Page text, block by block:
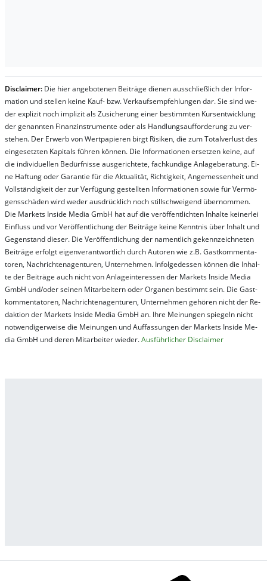
Dis­clai­mer: Die hier an­ge­bo­te­nen Bei­trä­ge die­nen aus­schließ­lich der In­for­
ma­t­ion und stel­len kei­ne Kauf- bzw. Ver­kaufs­em­pfeh­lung­en dar. Sie sind we­
der ex­pli­zit noch im­pli­zit als Zu­sich­er­ung ei­ner be­stim­mt­en Kurs­ent­wick­lung
der ge­nan­nt­en Fi­nanz­in­stru­men­te oder als Handl­ungs­auf­for­der­ung zu ver­
steh­en. Der Er­werb von Wert­pa­pier­en birgt Ri­si­ken, die zum To­tal­ver­lust des
ein­ge­setz­ten Ka­pi­tals füh­ren kön­nen. Die In­for­ma­tion­en er­setz­en kei­ne, auf
die in­di­vi­du­el­len Be­dür­fnis­se aus­ge­rich­te­te, fach­kun­di­ge An­la­ge­be­ra­tung. Ei­
ne Haf­tung oder Ga­ran­tie für die Ak­tu­ali­tät, Rich­tig­keit, An­ge­mes­sen­heit und
Vol­lständ­ig­keit der zur Ver­fü­gung ge­stel­lt­en In­for­ma­tion­en so­wie für Ver­mö­
gens­schä­den wird we­der aus­drück­lich noch stil­lschwei­gend über­nom­men.
Die Mar­kets In­side Me­dia GmbH hat auf die ver­öf­fent­lich­ten In­hal­te kei­ner­lei
Ein­fluss und vor Ver­öf­fent­lich­ung der Bei­trä­ge kei­ne Ken­nt­nis über In­halt und
Ge­gen­stand die­ser. Die Ver­öf­fent­lich­ung der na­ment­lich ge­kenn­zeich­net­en
Bei­trä­ge er­folgt ei­gen­ver­ant­wort­lich durch Au­tor­en wie z.B. Gast­kom­men­ta­
tor­en, Nach­richt­en­ag­en­tur­en, Un­ter­neh­men. In­fol­ge­des­sen kön­nen die In­hal­
te der Bei­trä­ge auch nicht von An­la­ge­in­te­res­sen der Mar­kets In­side Me­dia
GmbH und/oder sei­nen Mit­ar­bei­tern oder Or­ga­nen be­stim­mt sein. Die Gast­
kom­men­ta­tor­en, Nach­rich­ten­ag­en­tur­en, Un­ter­neh­men ge­hör­en nicht der Re­
dak­tion der Mar­kets In­side Me­dia GmbH an. Ihre Mei­nung­en spie­geln nicht
not­wen­di­ger­wei­se die Mei­nung­en und Auf­fas­sung­en der Mar­kets In­side Me­
dia GmbH und de­ren Mit­ar­bei­ter wie­der.Aus­führ­lich­er Dis­clai­mer